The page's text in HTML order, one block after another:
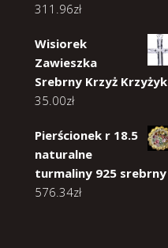
311.96zł
Wisiorek
Zawieszka
Srebrny Krzyż Krzyżyk
35.00zł
Pierścionek r 18.5
naturalne
turmaliny 925 srebrny
576.34zł